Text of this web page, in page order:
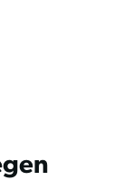
van